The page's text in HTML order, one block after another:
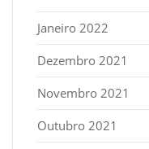
Janeiro 2022
Dezembro 2021
Novembro 2021
Outubro 2021